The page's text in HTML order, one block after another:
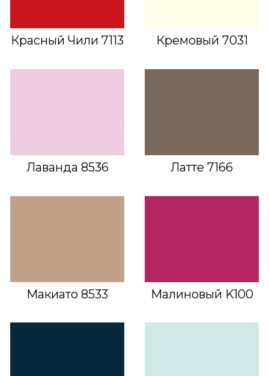
Красный Чили 7113 Кремовый 7031
Лаванда 8536 Латте 7166
Макиато 8533 Малиновый K100